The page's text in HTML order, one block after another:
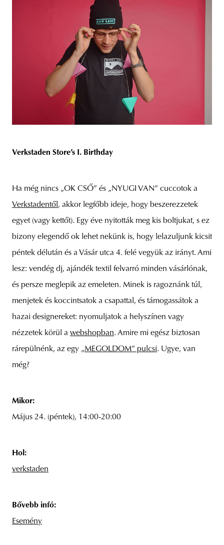
Verkstaden Store’s I. Birthday
Ha még nincs „OK CSŐ” és „NYUGI VAN” cuccotok a
Verkstadentől , akkor legfőbb ideje, hogy beszerezzetek
egyet (vagy kettőt). Egy éve nyitották meg kis boltjukat, s ez
bizony elegendő ok lehet nekünk is, hogy lelazuljunk kicsit
péntek délután és a Vásár utca 4. felé vegyük az irányt. Ami
lesz: vendég dj, ajándék textil felvarró minden vásárlónak,
és persze meglepik az emeleten. Minek is ragoznánk túl,
menjetek és koccintsatok a csapattal, és támogassátok a
hazai designereket: nyomuljatok a helyszínen vagy
nézzetek körül a webshopban. Amire mi egész biztosan
rárepülnénk, az egy „MEGOLDOM” pulcsi. Ugye, van
még?
Mikor:
Május 24. (péntek), 14:00-20:00
Hol:
verkstaden
Bővebb infó:
Esemény